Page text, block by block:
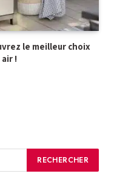
le meilleur choix
!